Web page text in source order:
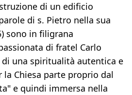
di un edificio
di s. Pietro nella sua
sono in filigrana
di fratel Carlo
una spiritualità autentica e
la Chiesa parte proprio dal
e quindi immersa nella